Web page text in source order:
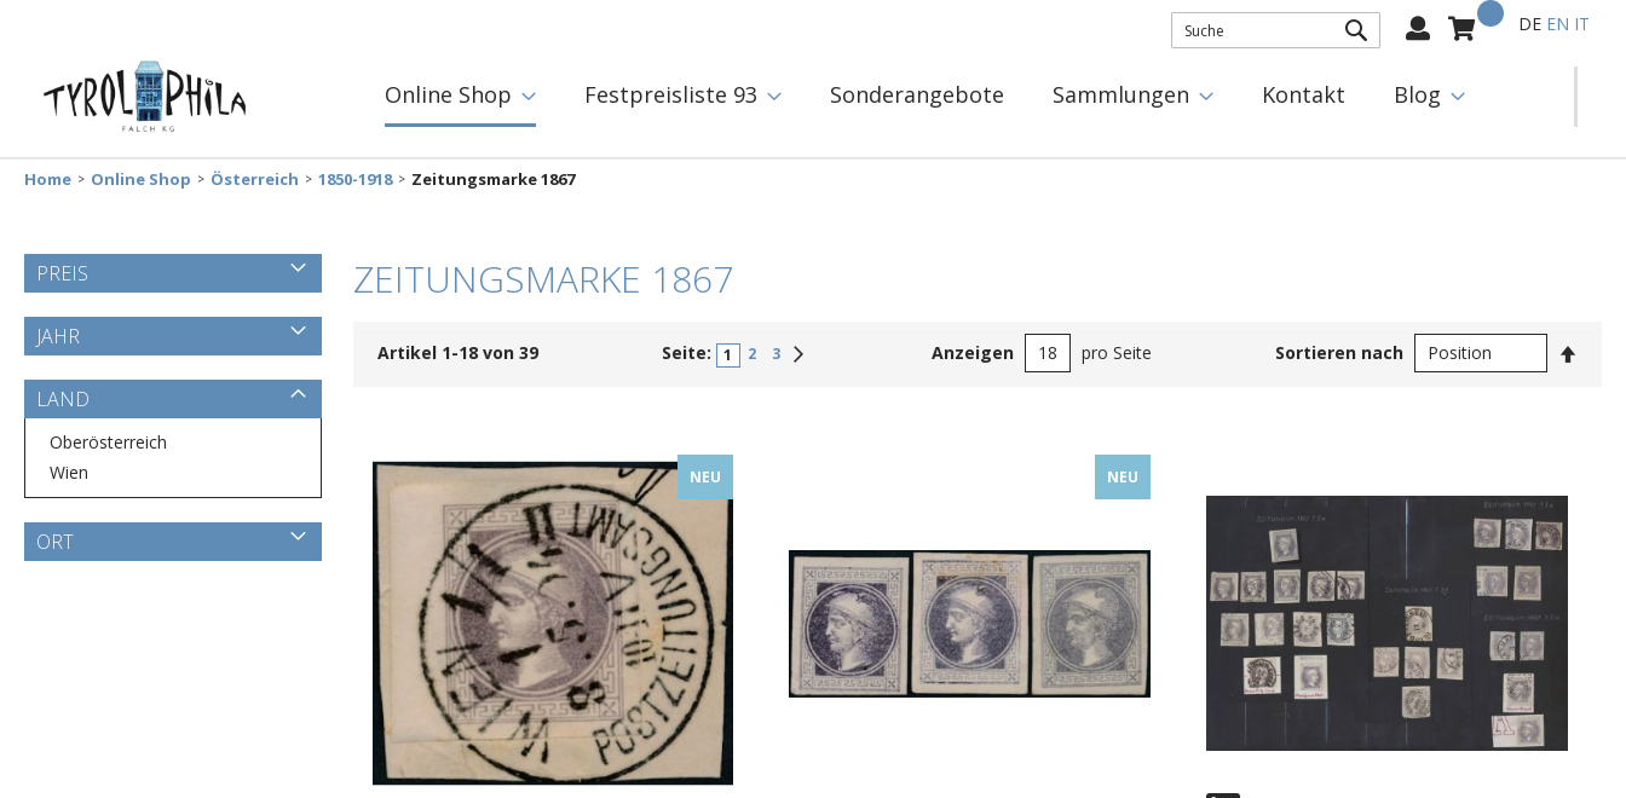
Mein Warenkorb
Select
DE EN IT
Online Shop Festpreisliste 93 Sonderangebote Sammlungen Kontakt Blog
Home Online Shop Österreich 1850-1918 Zeitungsmarke 1867
ZEITUNGSMARKE 1867
Artikel 1-18von 39 Seite: 1 2 3 Anzeigen pro Seite Sortieren nach
NEU NEU
PREIS
JAHR
LAND
Oberösterreich
Wien
ORT